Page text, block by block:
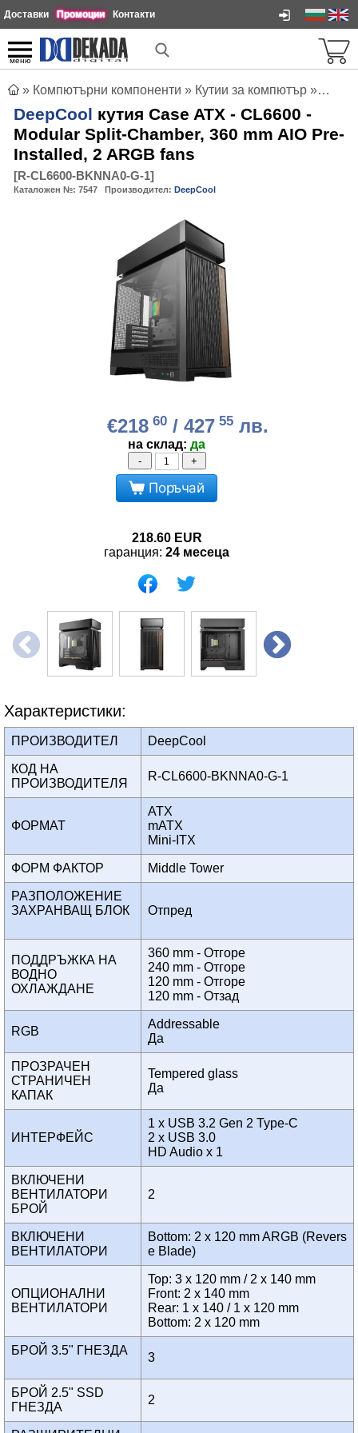
Доставки Промоции Контакти
меню
» Компютърни компоненти » Кутии за компютър »
DeepCool кутия Case ATX - CL6600 -
Modular Split-Chamber, 360 mm AIO Pre-
Installed, 2 ARGB fans
[R-CL6600-BKNNA0-G-1]
Каталожен №: 7547 Производител: DeepCool
€21860/ 42755лв.
на склад: да
- +
Поръчай
218.60 EUR
гаранция: 24 месеца
Характеристики:
ПРОИЗВОДИТЕЛ DeepCool
КОД НА
ПРОИЗВОДИТЕЛЯ
R-CL6600-BKNNA0-G-1
ФОРМАТ
ATX
mATX
Mini-ITX
ФОРМ ФАКТОР Middle Tower
РАЗПОЛОЖЕНИЕ
ЗАХРАНВАЩ БЛОК
Отпред
ПОДДРЪЖКА НА
ВОДНО
ОХЛАЖДАНЕ
360 mm - Отгоре
240 mm - Отгоре
120 mm - Отгоре
120 mm - Отзад
RGB
Addressable
Да
ПРОЗРАЧЕН
СТРАНИЧЕН
КАПАК
Tempered glass
Да
ИНТЕРФЕЙС
1 x USB 3.2 Gen 2 Type-C
2 x USB 3.0
HD Audio x 1
ВКЛЮЧЕНИ
ВЕНТИЛАТОРИ
БРОЙ
2
ВКЛЮЧЕНИ
ВЕНТИЛАТОРИ
Bottom: 2 x 120 mm ARGB (Revers
e Blade)
ОПЦИОНАЛНИ
ВЕНТИЛАТОРИ
Top: 3 x 120 mm / 2 x 140 mm
Front: 2 x 140 mm
Rear: 1 x 140 / 1 x 120 mm
Bottom: 2 x 120 mm
БРОЙ 3.5" ГНЕЗДА
3
БРОЙ 2.5" SSD
ГНЕЗДА
2